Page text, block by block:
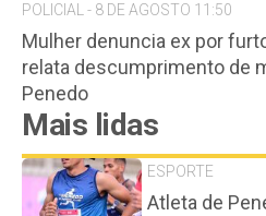
POLICIAL - 8 DE AGOSTO 11:50
Mulher denuncia ex por
relata descumprimento de
Penedo
Mais lidas
ESPORTE
Atleta de